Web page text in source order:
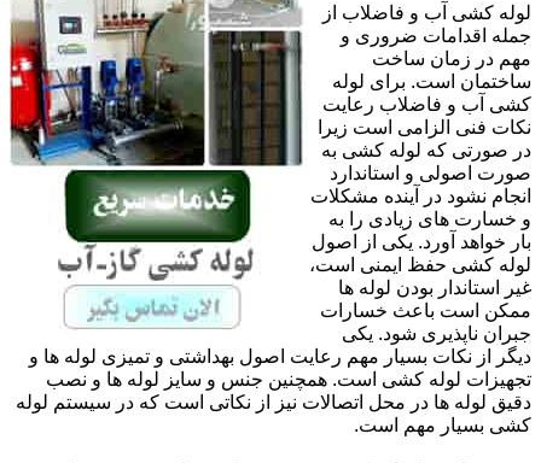
لوله کشی آب و فاضلاب از
جمله اقدامات ضروری و
مهم در زمان ساخت
ساختمان است. برای لوله
کشی آب و فاضلاب رعایت
نکات فنی الزامی است زیرا
در صورتی که لوله کشی به
صورت اصولی و استاندارد
انجام نشود در آینده مشکلات
و خسارت های زیادی را به
بار خواهد آورد. یکی از اصول
لوله کشی حفظ ایمنی است،
غیر استاندار بودن لوله ها
ممکن است باعث خسارات
جبران ناپذیری شود. یکی
دیگر از نکات بسیار مهم رعایت اصول بهداشتی و تمیزی لوله ها و
تجهیزات لوله کشی است. همچنین جنس و سایز لوله ها و نصب
دقیق لوله ها در محل اتصالات نیز از نکاتی است که در سیستم لوله
کشی بسیار مهم است.